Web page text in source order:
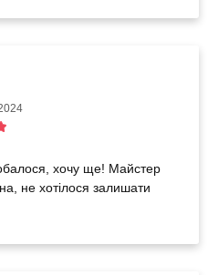
хочу ще! Майстер
не хотілося залишати